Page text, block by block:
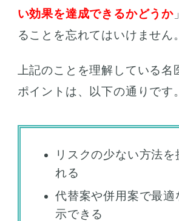
い効果を達成できるかどうか
ることを忘れてはいけません。
上記のことを理解している名
ポイントは、以下の通りです。
リスクの少ない方法を
れる
代替案や併用案で最適
示できる